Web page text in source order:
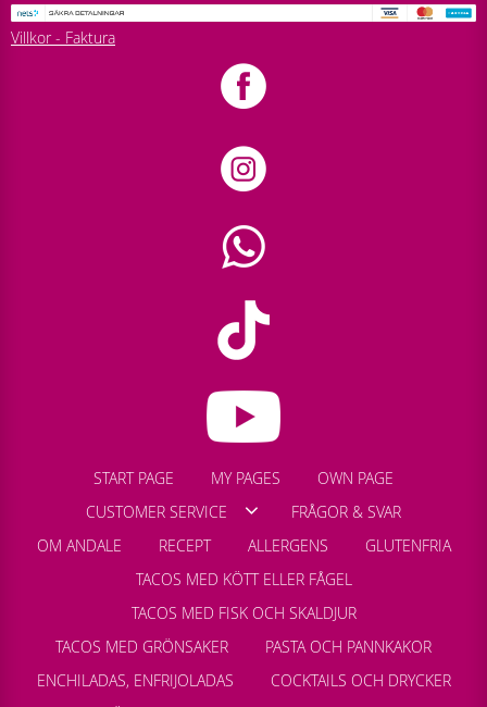
Villkor - Faktura
START PAGE MY PAGES
OWN PAGE
CUSTOMER SERVICE
FRÅGOR & SVAR
OM ANDALE
RECEPT ALLERGENS
GLUTENFRIA
TACOS MED KÖTT ELLER FÅGEL
TACOS MED FISK OCH SKALDJUR
TACOS MED GRÖNSAKER
PASTA OCH PANNKAKOR
ENCHILADAS, ENFRIJOLADAS
COCKTAILS OCH DRYCKER